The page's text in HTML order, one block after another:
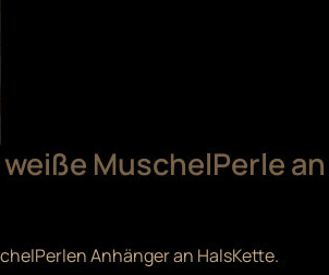
MuschelPerle an
Anhänger an HalsKette.